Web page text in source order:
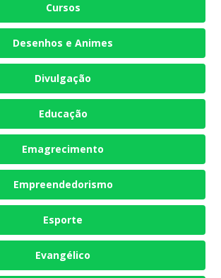
Cursos
Desenhos e Animes
Divulgação
Educação
Emagrecimento
Empreendedorismo
Esporte
Evangélico